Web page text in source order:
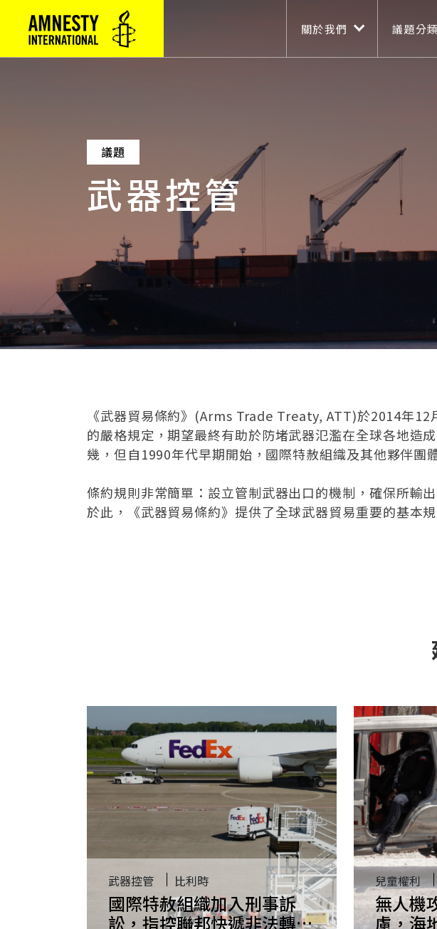
關於我們 議題分類
議題
武器控管
《武器貿易條約》(Arms Trade Treaty, ATT)於2014年
的嚴格規定，期望最終有助於防堵武器氾濫在全球各地造
幾，但自1990年代早期開始，國際特赦組織及其他夥伴團
條約規則非常簡單：設立管制武器出口的機制，確保所輸
於此，《武器貿易條約》提供了全球武器貿易重要的基本
武器控管 比利時
國際特赦組織加入刑事訴
訟，指控聯邦快遞非法轉運
兒童權利
無人機
慮，海